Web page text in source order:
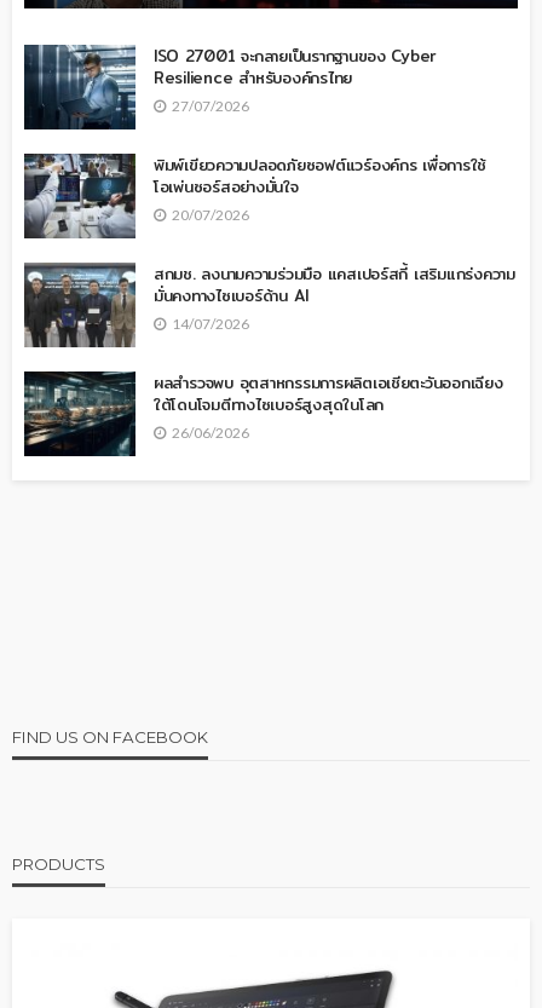
ISO 27001 จะกลายเป็นรากฐานของ Cyber
Resilience สำหรับองค์กรไทย
27/07/2026
พิมพ์เขียวความปลอดภัยซอฟต์แวร์องค์กร เพื่อการใช้
โอเพ่นซอร์สอย่างมั่นใจ
20/07/2026
สกมช. ลงนามความร่วมมือ แคสเปอร์สกี้ เสริมแกร่งความ
มั่นคงทางไซเบอร์ด้าน AI
14/07/2026
ผลสำรวจพบ อุตสาหกรรมการผลิตเอเชียตะวันออกเฉียง
ใต้โดนโจมตีทางไซเบอร์สูงสุดในโลก
26/06/2026
FIND US ON FACEBOOK
PRODUCTS